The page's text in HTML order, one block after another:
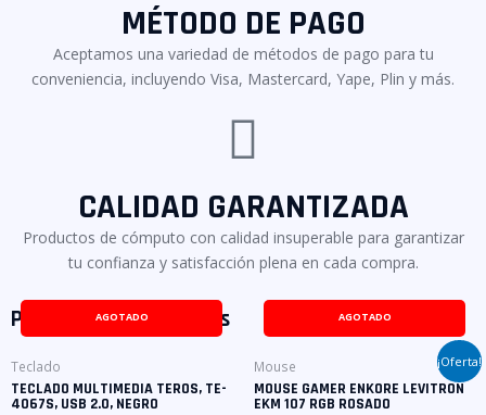
MÉTODO DE PAGO
Aceptamos una variedad de métodos de pago para tu
conveniencia, incluyendo Visa, Mastercard, Yape, Plin y más.
CALIDAD GARANTIZADA
Productos de cómputo con calidad insuperable para garantizar
tu confianza y satisfacción plena en cada compra.
Productos relacionados
AGOTADO
Teclado
TECLADO MULTIMEDIA TEROS, TE-
4067S, USB 2.0, NEGRO
¡Oferta!
AGOTADO
Mouse
MOUSE GAMER ENKORE LEVITRON
EKM 107 RGB ROSADO